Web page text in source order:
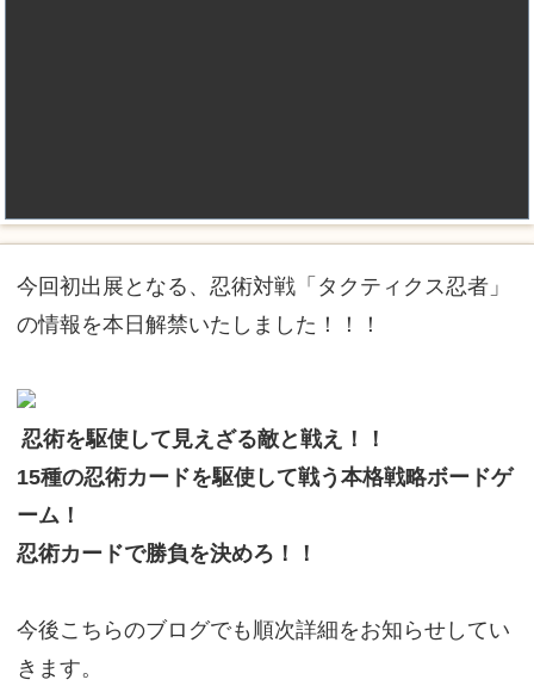
今回初出展となる、忍術対戦「タクティクス忍者」
の情報を本日解禁いたしました！！！
忍術を駆使して見えざる敵と戦え！！
15種の忍術カードを駆使して戦う本格戦略ボードゲ
ーム！
忍術カードで勝負を決めろ！！
今後こちらのブログでも順次詳細をお知らせしてい
きます。